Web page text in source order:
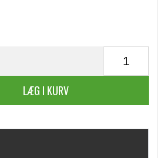
LÆG I KURV